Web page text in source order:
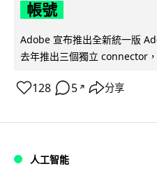
帳號
Adobe 宣布推出全新統一版
去年推出三個獨立 connector
128 5 ↗ 分享
人工智能